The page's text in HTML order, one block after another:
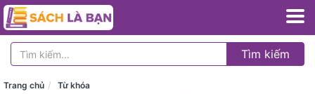
Tìm kiếm
Trang chủ Từ khóa